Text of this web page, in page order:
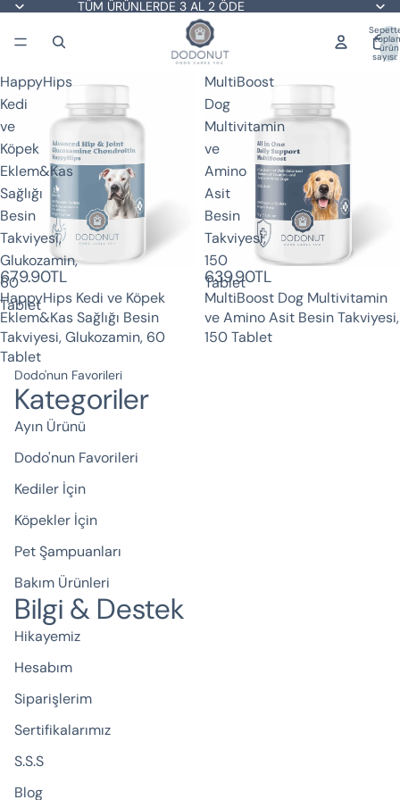
TÜM ÜRÜNLERDE 3 AL 2 ÖDE
ürün
HappyHips
Kedi
ve
Köpek
Eklem&Kas
Sağlığı
Besin
Takviyesi,
Glukozamin,
60
Tablet
Tükendi
679.90TL
HappyHips Kedi ve Köpek
Eklem&Kas Sağlığı Besin
Takviyesi, Glukozamin, 60
Tablet
MultiBoost
Dog
Multivitamin
ve
Amino
Asit
Besin
Takviyesi,
150
Tablet
639.90TL
MultiBoost Dog Multivitamin
ve Amino Asit Besin Takviyesi,
150 Tablet
Dodo'nun Favorileri
Kategoriler
Ayın Ürünü
Dodo'nun Favorileri
Kediler İçin
Köpekler İçin
Pet Şampuanları
Bakım Ürünleri
Bilgi & Destek
Hikayemiz
Hesabım
Siparişlerim
Sertifikalarımız
S.S.S
Blog